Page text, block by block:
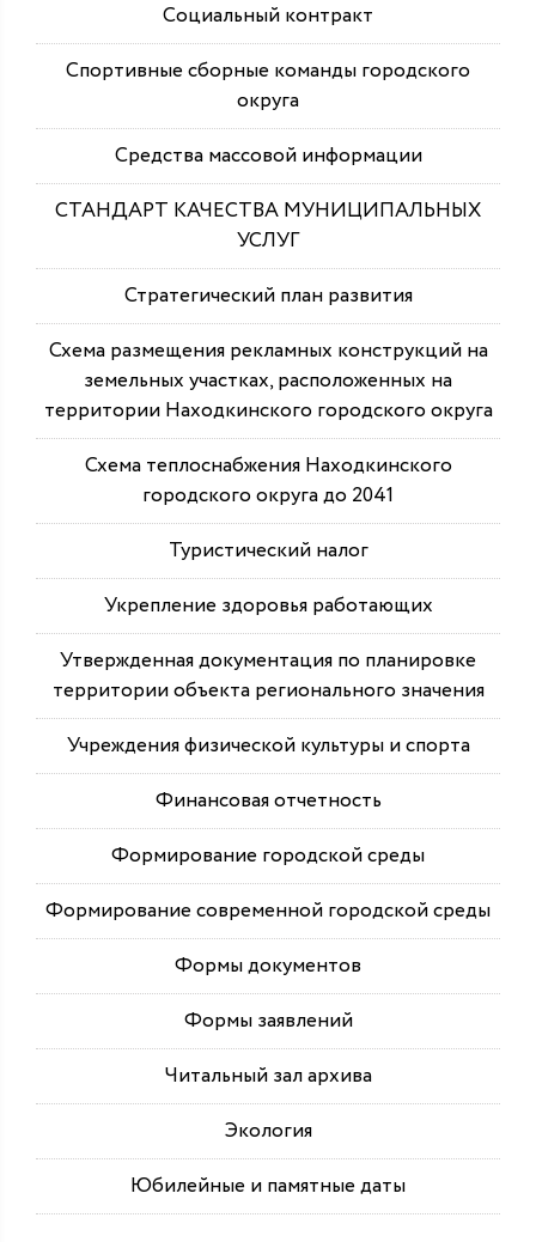
Социальный контракт
Спортивные сборные команды городского
округа
Средства массовой информации
СТАНДАРТ КАЧЕСТВА МУНИЦИПАЛЬНЫХ
УСЛУГ
Стратегический план развития
Схема размещения рекламных конструкций на
земельных участках, расположенных на
территории Находкинского городского округа
Схема теплоснабжения Находкинского
городского округа до 2041
Туристический налог
Укрепление здоровья работающих
Утвержденная документация по планировке
территории объекта регионального значения
Учреждения физической культуры и спорта
Финансовая отчетность
Формирование городской среды
Формирование современной городской среды
Формы документов
Формы заявлений
Читальный зал архива
Экология
Юбилейные и памятные даты